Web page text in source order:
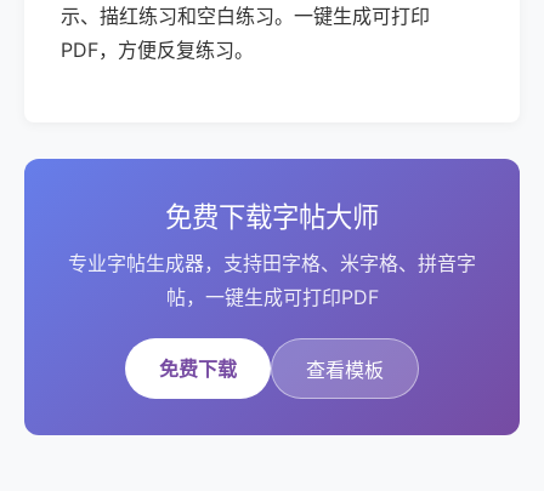
示、描红练习和空白练习。一键生成可打印
PDF，方便反复练习。
免费下载字帖大师
专业字帖生成器，支持田字格、米字格、拼音字
帖，一键生成可打印PDF
免费下载 查看模板